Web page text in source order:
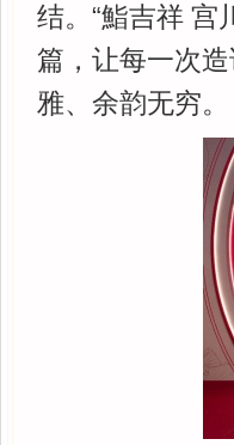
结。“鮨吉祥 宫
篇，让每一次
雅、余韵无穷。